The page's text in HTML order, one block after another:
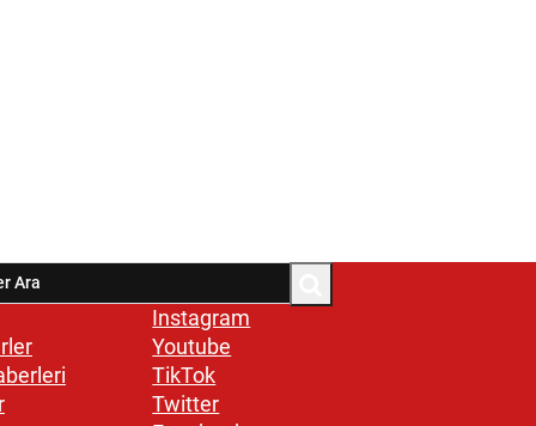
Instagram
Youtube
TikTok
Twitter